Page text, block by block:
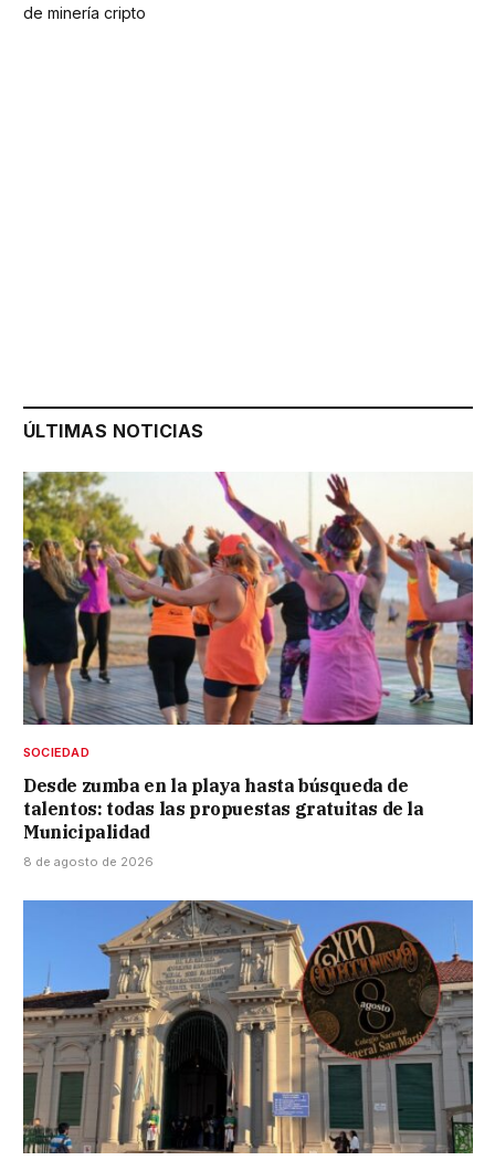
de minería cripto
ÚLTIMAS NOTICIAS
SOCIEDAD
Desde zumba en la playa hasta búsqueda de
talentos: todas las propuestas gratuitas de la
Municipalidad
8 de agosto de 2026